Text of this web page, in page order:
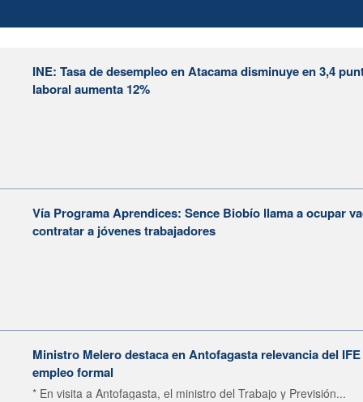
INE: Tasa de desempleo en Atacama disminuye en 3,4
laboral aumenta 12%
Vía Programa Aprendices: Sence Biobío llama a ocupar
contratar a jóvenes trabajadores
Ministro Melero destaca en Antofagasta relevancia del
empleo formal
* En visita a Antofagasta, el ministro del Trabajo y Previsión...